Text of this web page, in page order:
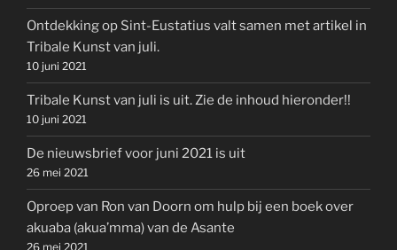
Ontdekking op Sint-Eustatius valt samen met artikel in
Tribale Kunst van juli.
10 juni 2021
Tribale Kunst van juli is uit. Zie de inhoud hieronder!!
10 juni 2021
De nieuwsbrief voor juni 2021 is uit
26 mei 2021
Oproep van Ron van Doorn om hulp bij een boek over
akuaba (akua’mma) van de Asante
26 mei 2021